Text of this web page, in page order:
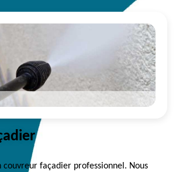
couvreur façadier professionnel. Nous